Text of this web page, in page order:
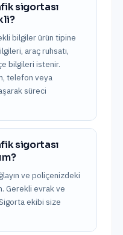
sigortası
bilgiler ürün tipine
araç ruhsatı,
bilgileri istenir.
telefon veya
süreci
sigortası
ve poliçenizdeki
Gerekli evrak ve
ekibi size